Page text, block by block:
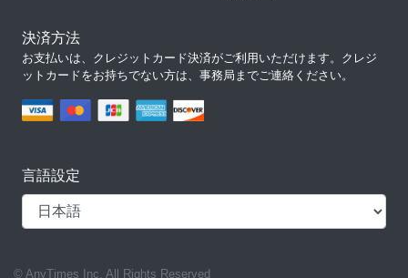
決済方法
お支払いは、クレジットカード決済がご利用いただけます。クレジ
ットカードをお持ちでない方は、事務局までご連絡ください。
言語設定
© AnyTimes Inc. All Rights Reserved